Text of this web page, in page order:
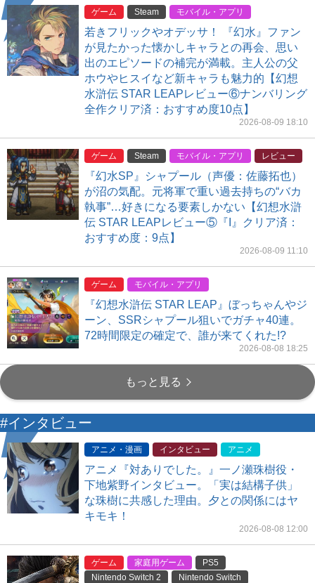
ゲーム Steam モバイル・アプリ
若きフリックやオデッサ！ 『幻水』ファン
が見たかった懐かしキャラとの再会、思い
出のエピソードの補完が満載。主人公の父
ホウやヒスイなど新キャラも魅力的【幻想
水滸伝 STAR LEAPレビュー⑥ナンバリング
全作クリア済：おすすめ度10点】
2026-08-09 18:10
ゲーム Steam モバイル・アプリ レビュー
『幻水SP』シャプール（声優：佐藤拓也）
が沼の気配。元将軍で重い過去持ちの“バカ
執事”…好きになる要素しかない【幻想水滸
伝 STAR LEAPレビュー⑤『I』クリア済：
おすすめ度：9点】
2026-08-09 11:10
ゲーム モバイル・アプリ
『幻想水滸伝 STAR LEAP』ぼっちゃんやジ
ーン、SSRシャプール狙いでガチャ40連。
72時間限定の確定で、誰が来てくれた!?
2026-08-08 18:25
もっと見る
#インタビュー
アニメ・漫画 インタビュー アニメ
アニメ『対ありでした。』一ノ瀬珠樹役・
下地紫野インタビュー。「実は結構子供」
な珠樹に共感した理由。夕との関係にはヤ
キモキ！
2026-08-08 12:00
ゲーム 家庭用ゲーム
PS5
Nintendo Switch 2
Nintendo Switch